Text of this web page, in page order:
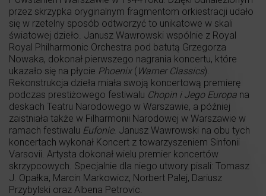
przez skrzypka oryginalnym fragmentom orkiestracji udało
się w rzetelny sposób odtworzyć to unikatowe w skali
światowej dzieło. Janusz Wawrowski wspólnie z Royal
Royal Philharmonic Orchestra pod batutą Grzegorza
Nowaka, dokonał pierwszego nagrania koncertu, które
ukazało się na płycie Phoenix(Warner Classics).
Rekonstrukcja dzieła miała swoją koncertową premierę
podczas prestiżowego festiwalu Chopin i Jego Europa na
deskach Teatru Narodowego w Warszawie, a później
zaistniała także w Filharmonii Narodowej w Warszawie w
ramach festiwalu Eufonie. Janusz Wawrowski na obu tych
koncertach wykonał Koncert z towarzyszeniem Sinfonii
Varsovii. Artysta dokonał wielu premier koncertów
skrzypcowych. Specjalnie dla niego utwory pisali: Tomasz
J. Opałka, Marcin Markowicz, Norbert Palej, Dariusz
Przybylski oraz Albena Petrovic.